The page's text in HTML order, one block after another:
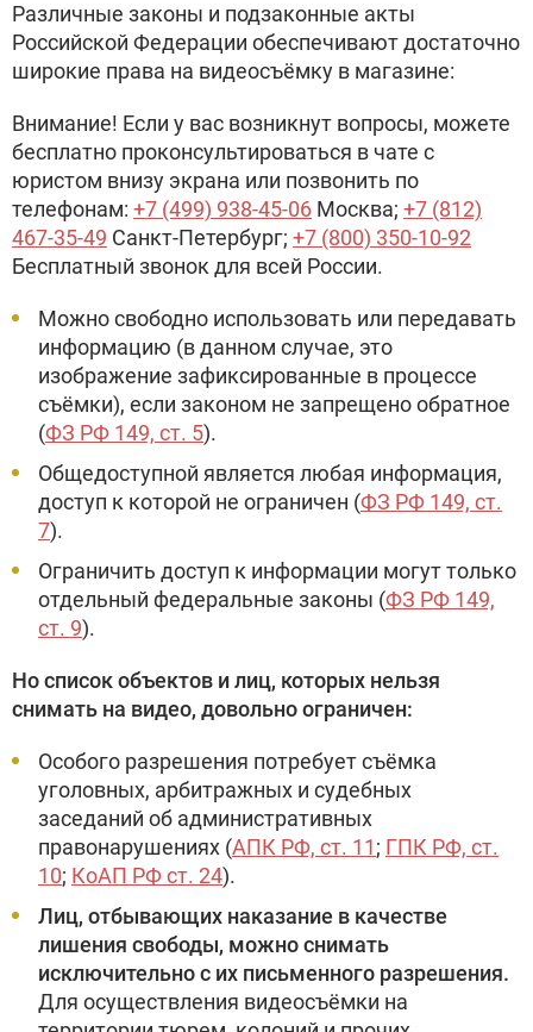
Различные законы и подзаконные акты
Российской Федерации обеспечивают достаточно
широкие права на видеосъёмку в магазине:
Внимание! Если у вас возникнут вопросы, можете
бесплатно проконсультироваться в чате с
юристом внизу экрана или позвонить по
телефонам: +7 (499) 938-45-06 Москва; +7 (812)
467-35-49 Санкт-Петербург; +7 (800) 350-10-92
Бесплатный звонок для всей России.
Можно свободно использовать или передавать
информацию (в данном случае, это
изображение зафиксированные в процессе
съёмки), если законом не запрещено обратное
(ФЗ РФ 149, ст. 5).
Общедоступной является любая информация,
доступ к которой не ограничен (ФЗ РФ 149, ст.
7).
Ограничить доступ к информации могут только
отдельный федеральные законы (ФЗ РФ 149,
ст. 9).
Но список объектов и лиц, которых нельзя
снимать на видео, довольно ограничен:
Особого разрешения потребует съёмка
уголовных, арбитражных и судебных
заседаний об административных
правонарушениях (АПК РФ, ст. 11; ГПК РФ, ст.
10; КоАП РФ ст. 24).
Лиц, отбывающих наказание в качестве
лишения свободы, можно снимать
исключительно с их письменного разрешения.
Для осуществления видеосъёмки на